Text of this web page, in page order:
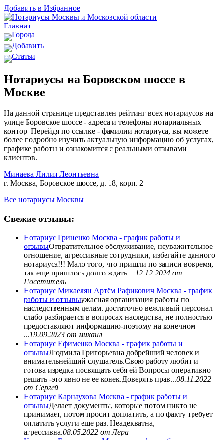
Добавить в Избранное
Главная
Города
Добавить
Статьи
Нотариусы на Боровском шоссе в
Москве
На данной странице представлен рейтинг всех нотариусов на
улице Боровское шоссе - адреса и телефоны нотариальных
контор. Перейдя по ссылке - фамилии нотариуса, вы можете
более подробно изучить актуальную информацию об услугах,
графике работы и ознакомится с реальными отзывами
клиентов.
Минаева Лилия Леонтьевна
г. Москва, Боровское шоссе, д. 18, корп. 2
Все нотариусы Москвы
Свежие отзывы:
Нотариус Гриненко Москва - график работы и
отзывыОтвратительное обслуживание, неуважительное
отношение, агрессивные сотрудники, избегайте данного
нотариуса!!! Мало того, что пришли по записи вовремя,
так еще пришлось долго ждать ...12.12.2024 от
Посетитель
Нотариус Микаелян Артём Рафикович Москва - график
работы и отзывыужасная организация работы по
наследственным делам. достаточно вежливый персонал
слабо разбирается в вопросах наследства, не полностью
предоставляют информацию-поэтому на конечном
...19.09.2023 от михаил
Нотариус Ефименко Москва - график работы и
отзывыЛюдмила Григорьевна добрейший человек и
внимательнейший слушатель.Свою работу любит и
готова изредка посвящать себя ей.Вопросы оперативно
решать -это явно не ее конек.Доверять прав...08.11.2022
от Сергей
Нотариус Карнаухова Москва - график работы и
отзывыДелает документы, которые потом никто не
принимает, потом просит доплатить, а по факту требует
оплатить услуги еще раз. Неадекватна,
агрессивна.08.05.2022 от Лера